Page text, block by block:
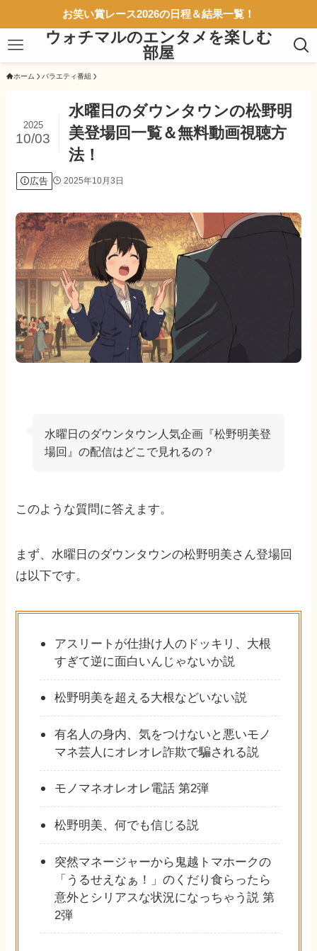
お笑い賞レース2026の日程＆結果一覧！
ウォチマルのエンタメを楽しむ
部屋
ホーム バラエティ番組
水曜日のダウンタウンの松野明
美登場回一覧＆無料動画視聴方
法！
2025
10/03
広告 2025年10月3日
水曜日のダウンタウン人気企画『松野明美登
場回』の配信はどこで見れるの？
このような質問に答えます。
まず、水曜日のダウンタウンの松野明美さん登場回
は以下です。
アスリートが仕掛け人のドッキリ、大根
すぎて逆に面白いんじゃないか説
松野明美を超える大根などいない説
有名人の身内、気をつけないと悪いモノ
マネ芸人にオレオレ詐欺で騙される説
モノマネオレオレ電話 第2弾
松野明美、何でも信じる説
突然マネージャーから鬼越トマホークの
「うるせえなぁ！」のくだり食らったら
意外とシリアスな状況になっちゃう説 第
2弾